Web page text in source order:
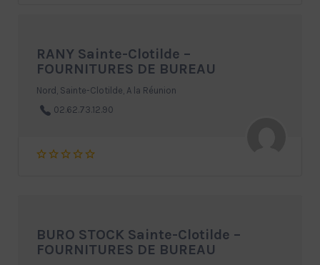
RANY Sainte-Clotilde –
FOURNITURES DE BUREAU
Nord, Sainte-Clotilde, A la Réunion
02.62.73.12.90
BURO STOCK Sainte-Clotilde –
FOURNITURES DE BUREAU